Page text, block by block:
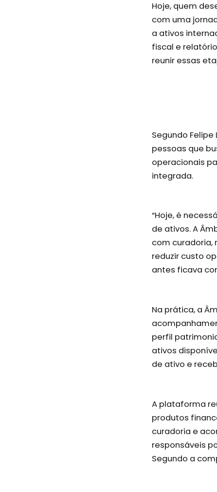
Hoje, quem
com uma
a ativos
fiscal e
reunir essas
Segundo
pessoas que
operacionais
integrada.
“Hoje, é
de ativos. A
com curadoria,
reduzir custo
antes ficava
Na prática, a
perfil
ativos
de ativo e
A plataforma
produtos
curadoria e
responsáveis
Segundo a